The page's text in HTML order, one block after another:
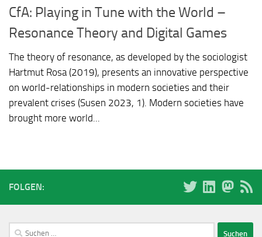
CfA: Playing in Tune with the World –
Resonance Theory and Digital Games
The theory of resonance, as developed by the sociologist
Hartmut Rosa (2019), presents an innovative perspective
on world-relationships in modern societies and their
prevalent crises (Susen 2023, 1). Modern societies have
brought more world...
FOLGEN:
Suchen